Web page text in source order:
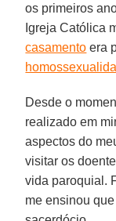
os primeiros
Igreja Católica
casamento era
Desde o
realizado em
aspectos do
visitar os
vida paroquial.
me ensinou